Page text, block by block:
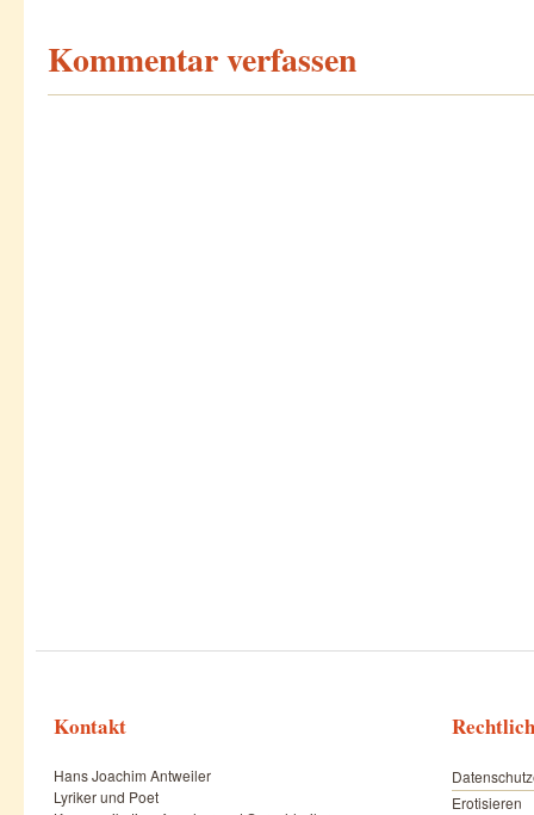
Kommentar verfassen
Kontakt
Hans Joachim Antweiler
Lyriker und Poet
Erotisieren